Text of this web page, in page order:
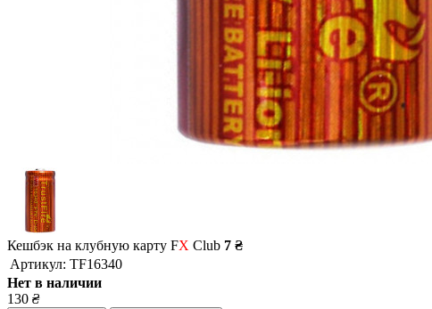
Кешбэк на клубную карту FX Club 7 ₴
Артикул: TF16340
Нет в наличии
130 ₴